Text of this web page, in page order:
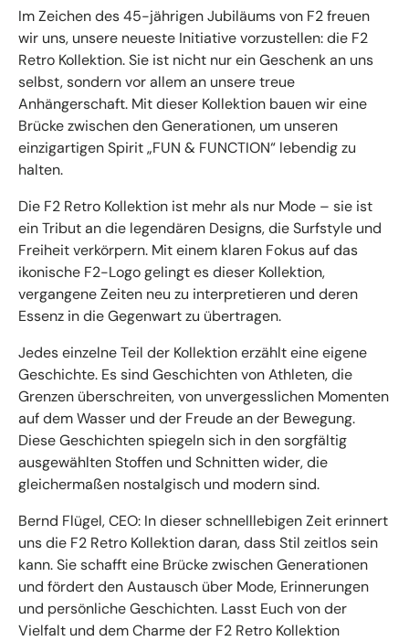
Im Zeichen des 45-jährigen Jubiläums von F2 freuen
wir uns, unsere neueste Initiative vorzustellen: die F2
Retro Kollektion. Sie ist nicht nur ein Geschenk an uns
selbst, sondern vor allem an unsere treue
Anhängerschaft. Mit dieser Kollektion bauen wir eine
Brücke zwischen den Generationen, um unseren
einzigartigen Spirit „FUN & FUNCTION“ lebendig zu
halten.
Die F2 Retro Kollektion ist mehr als nur Mode – sie ist
ein Tribut an die legendären Designs, die Surfstyle und
Freiheit verkörpern. Mit einem klaren Fokus auf das
ikonische F2-Logo gelingt es dieser Kollektion,
vergangene Zeiten neu zu interpretieren und deren
Essenz in die Gegenwart zu übertragen.
Jedes einzelne Teil der Kollektion erzählt eine eigene
Geschichte. Es sind Geschichten von Athleten, die
Grenzen überschreiten, von unvergesslichen Momenten
auf dem Wasser und der Freude an der Bewegung.
Diese Geschichten spiegeln sich in den sorgfältig
ausgewählten Stoffen und Schnitten wider, die
gleichermaßen nostalgisch und modern sind.
Bernd Flügel, CEO: In dieser schnelllebigen Zeit erinnert
uns die F2 Retro Kollektion daran, dass Stil zeitlos sein
kann. Sie schafft eine Brücke zwischen Generationen
und fördert den Austausch über Mode, Erinnerungen
und persönliche Geschichten. Lasst Euch von der
Vielfalt und dem Charme der F2 Retro Kollektion